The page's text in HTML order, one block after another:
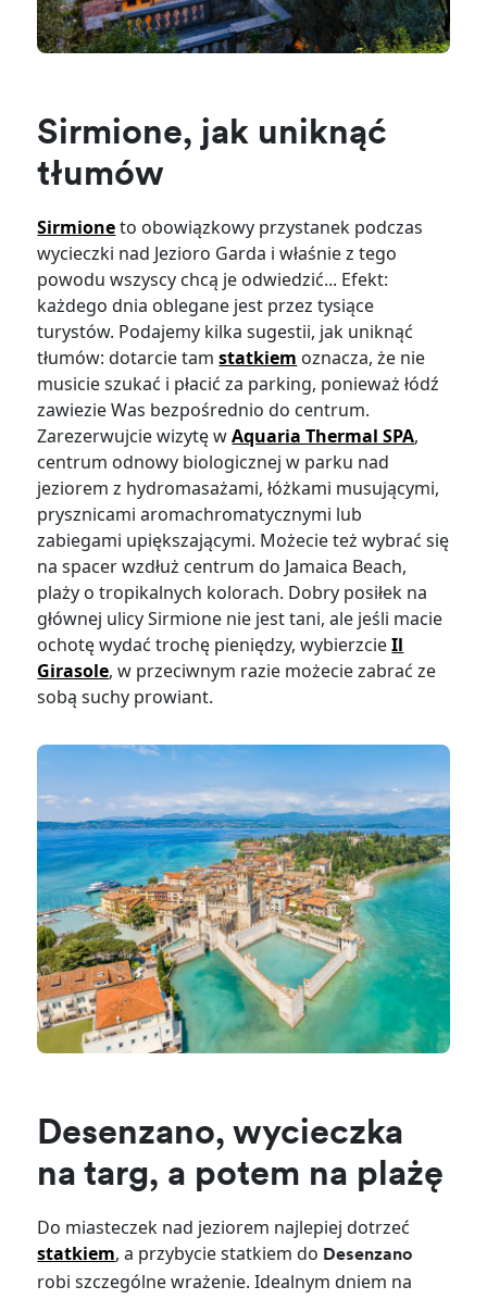
Sirmione, jak uniknąć
tłumów
Sirmioneto obowiązkowy przystanek podczas
wycieczki nad Jezioro Garda i właśnie z tego
powodu wszyscy chcą je odwiedzić... Efekt:
każdego dnia oblegane jest przez tysiące
turystów. Podajemy kilka sugestii, jak uniknąć
tłumów: dotarcie tamstatkiem oznacza, że nie
musicie szukać i płacić za parking, ponieważ łódź
zawiezie Was bezpośrednio do centrum.
Zarezerwujcie wizytę wAquaria Thermal SPA,
centrum odnowy biologicznej w parku nad
jeziorem z hydromasażami, łóżkami musującymi,
prysznicami aromachromatycznymi lub
zabiegami upiększającymi. Możecie też wybrać się
na spacer wzdłuż centrum do Jamaica Beach,
plaży o tropikalnych kolorach. Dobry posiłek na
głównej ulicy Sirmione nie jest tani, ale jeśli macie
ochotę wydać trochę pieniędzy, wybierzcieIl
Girasole, w przeciwnym razie możecie zabrać ze
sobą suchy prowiant.
Desenzano, wycieczka
na targ, a potem na plażę
Do miasteczek nad jeziorem najlepiej dotrzeć
statkiem, a przybycie statkiem do Desenzano
robi szczególne wrażenie. Idealnym dniem na